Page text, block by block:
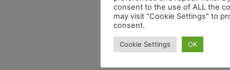
consent to the use of ALL the
may visit "Cookie Settings" to
consent.
Cookie Settings OK